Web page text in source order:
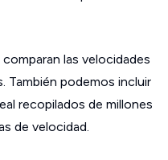
las velocidades
También podemos incluir
recopilados de millones
de velocidad.